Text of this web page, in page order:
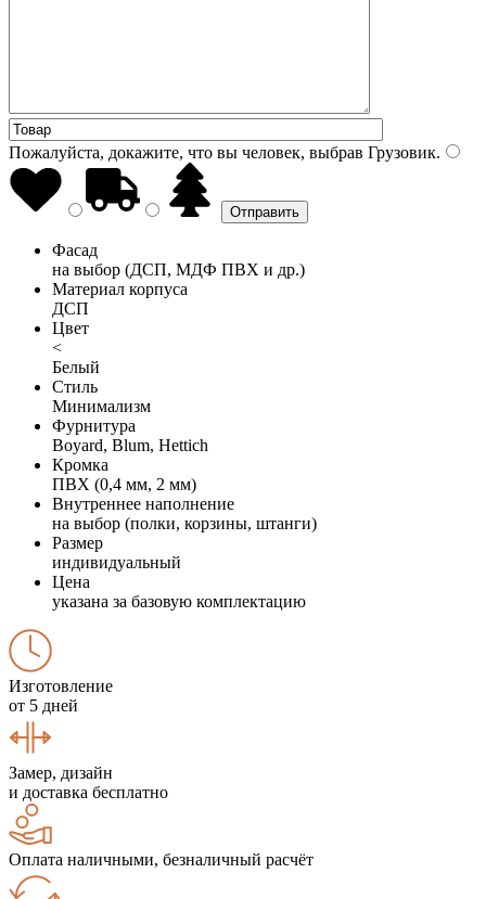
Пожалуйста, докажите, что вы человек, выбрав Грузовик.
Фасад
на выбор (ДСП, МДФ ПВХ и др.)
Материал корпуса
ДСП
Цвет
<
Белый
Стиль
Минимализм
Фурнитура
Boyard, Blum, Hettich
Кромка
ПВХ (0,4 мм, 2 мм)
Внутреннее наполнение
на выбор (полки, корзины, штанги)
Размер
индивидуальный
Цена
указана за базовую комплектацию
Изготовление
от 5 дней
Замер, дизайн
и доставка бесплатно
Оплата наличными, безналичный расчёт